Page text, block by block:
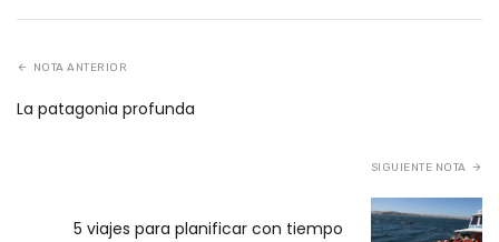
NOTA ANTERIOR
La patagonia profunda
SIGUIENTE NOTA
5 viajes para planificar con tiempo